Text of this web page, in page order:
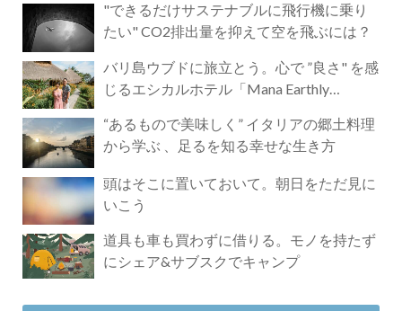
"できるだけサステナブルに飛行機に乗り
たい" CO2排出量を抑えて空を飛ぶには？
バリ島ウブドに旅立とう。心で ”良さ" を感
じるエシカルホテル「Mana Earthly
“あるもので美味しく” イタリアの郷土料理
から学ぶ 、足るを知る幸せな生き方
頭はそこに置いておいて。朝日をただ見に
いこう
道具も車も買わずに借りる。モノを持たず
にシェア&サブスクでキャンプ